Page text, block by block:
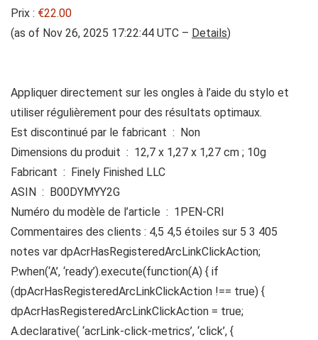
Prix : €22.00
(as of Nov 26, 2025 17:22:44 UTC – Details)
Appliquer directement sur les ongles à l’aide du stylo et
utiliser régulièrement pour des résultats optimaux.
Est discontinué par le fabricant ‏ : ‎ Non
Dimensions du produit ‏ : ‎ 12,7 x 1,27 x 1,27 cm ; 10g
Fabricant ‏ : ‎ Finely Finished LLC
ASIN ‏ : ‎ B00DYMYY2G
Numéro du modèle de l’article ‏ : ‎ 1PEN-CRI
Commentaires des clients : 4,5 4,5 étoiles sur 5 3 405
notes var dpAcrHasRegisteredArcLinkClickAction;
P.when(‘A’, ‘ready’).execute(function(A) { if
(dpAcrHasRegisteredArcLinkClickAction !== true) {
dpAcrHasRegisteredArcLinkClickAction = true;
A.declarative( ‘acrLink-click-metrics’, ‘click’, {